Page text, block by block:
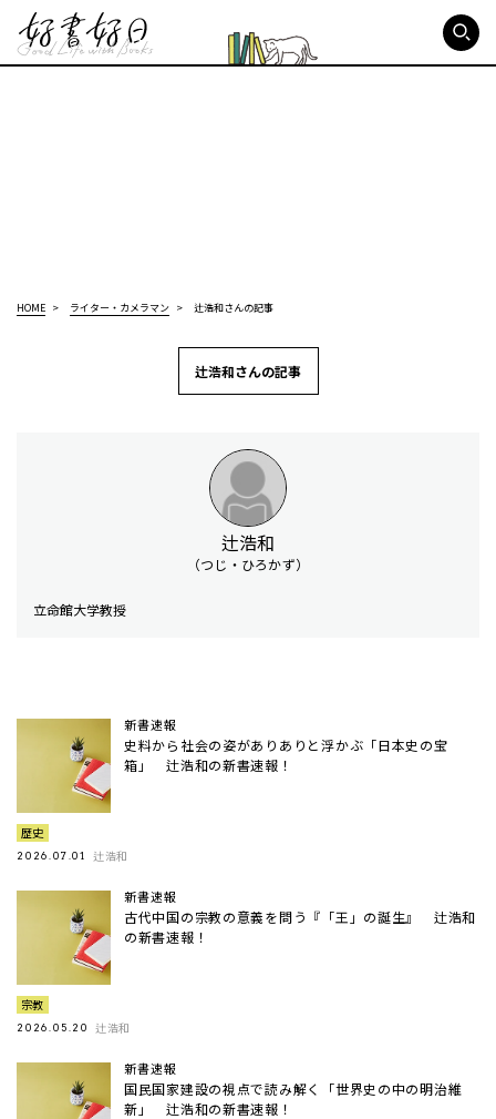
HOME ライター・カメラマン 辻浩和さんの記事
辻浩和さんの記事
辻浩和
（つじ・ひろかず）
立命館大学教授
新書速報
史料から社会の姿がありありと浮かぶ「日本史の宝
箱」 辻浩和の新書速報！
歴史
2026.07.01 辻浩和
新書速報
古代中国の宗教の意義を問う『「王」の誕生』 辻浩和
の新書速報！
宗教
2026.05.20 辻浩和
新書速報
国民国家建設の視点で読み解く「世界史の中の明治維
新」 辻浩和の新書速報！